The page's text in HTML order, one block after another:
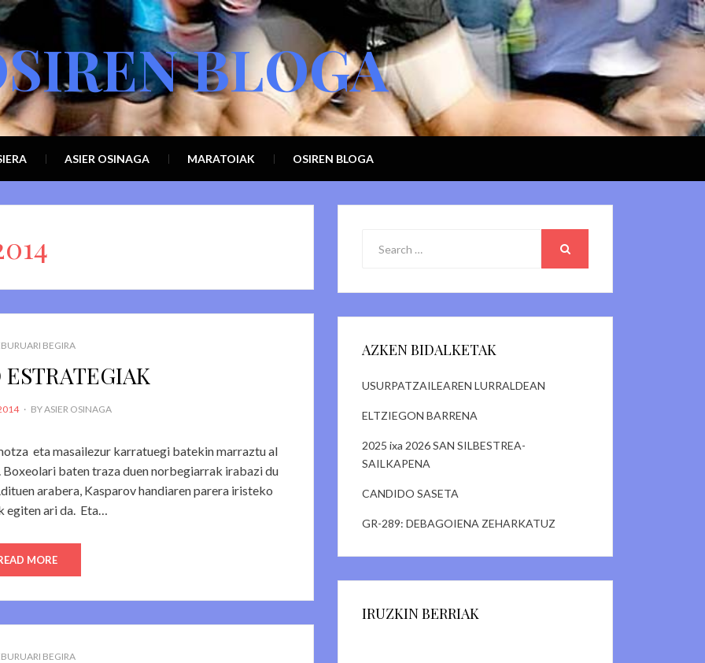
BLOGA
ASIER OSINAGA MARATOIAK OSIREN BLOGA
BEGIRA
ESTRATEGIAK
BYASIER OSINAGA
eta masailezur karratuegi batekin marraztu al
baten traza duen norbegiarrak irabazi du
arabera, Kasparov handiaren parera iristeko
egiten ari da. Eta…
MORE
BEGIRA
AZKEN BIDALKETAK
USURPATZAILEAREN LURRALDEAN
ELTZIEGON BARRENA
2025 ixa 2026 SAN SILBESTREA-
SAILKAPENA
CANDIDO SASETA
GR-289: DEBAGOIENA ZEHARKATUZ
IRUZKIN BERRIAK